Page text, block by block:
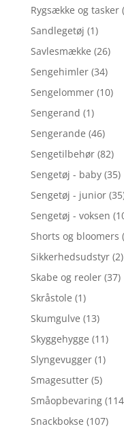
Rygsække og tasker
Sandlegetøj (1)
Savlesmække (26)
Sengehimler (34)
Sengelommer (10)
Sengerand (1)
Sengerande (46)
Sengetilbehør (82)
Sengetøj - baby (35)
Sengetøj - junior
Sengetøj - voksen
Shorts og bloomers
Sikkerhedsudstyr (2)
Skabe og reoler (37)
Skråstole (1)
Skumgulve (13)
Skyggehygge (11)
Slyngevugger (1)
Smagesutter (5)
Småopbevaring
Snackbokse (107)